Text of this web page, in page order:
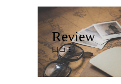
Review
口コミ